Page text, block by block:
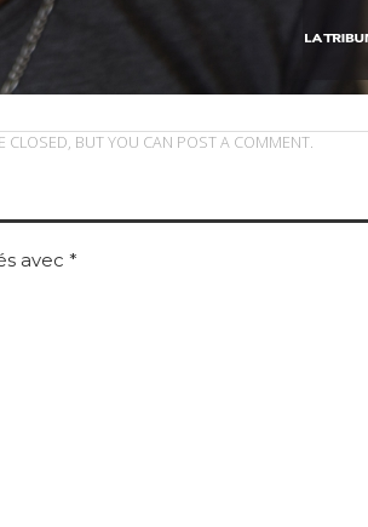
CLOSED, BUT YOU CAN POST A COMMENT.
avec *